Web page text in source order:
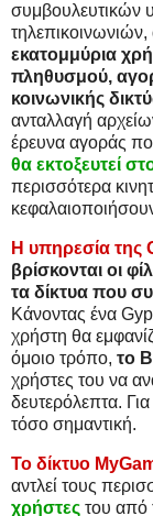
συμβουλευτικών
τηλεπικοινωνιών,
εκατομμύρια
πληθυσμού,
κοινωνικής
ανταλλαγή
έρευνα αγοράς
θα εκτοξευτεί
περισσότερα
Η υπηρεσία της
βρίσκονται οι
τα δίκτυα που
Κάνοντας ένα
χρήστη θα
όμοιο τρόπο, το
χρήστες του να
δευτερόλεπτα.
τόσο σημαντική.
Το δίκτυο
αντλεί τους
χρήστες του από